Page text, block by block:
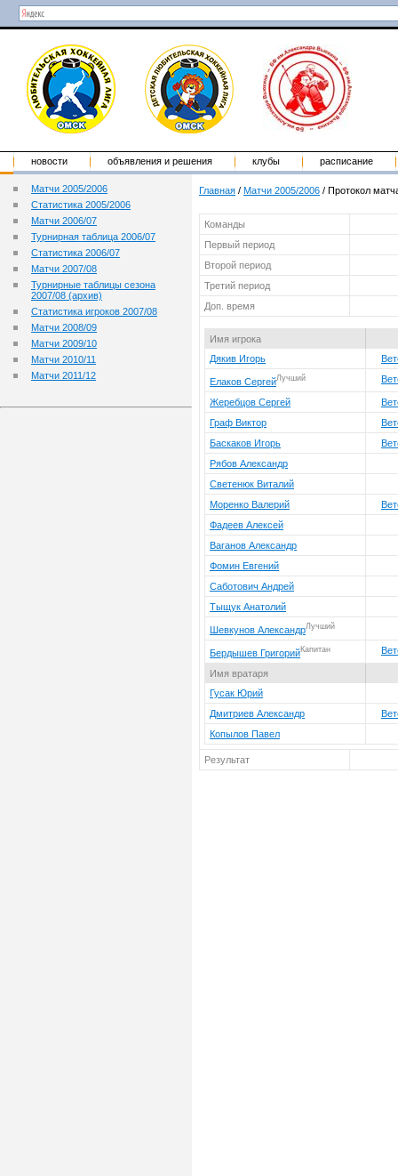
новости объявления и решения клубы расписание
Матчи 2005/2006
Статистика 2005/2006
Матчи 2006/07
Турнирная таблица 2006/07
Статистика 2006/07
Матчи 2007/08
Турнирные таблицы сезона
2007/08 (архив)
Статистика игроков 2007/08
Матчи 2008/09
Матчи 2009/10
Матчи 2010/11
Матчи 2011/12
Главная / Матчи 2005/2006 / Протокол
Команды
Первый период
Второй период
Третий период
Доп. время
Имя игрока
Дякив Игорь
Елаков СергейЛучший
Жеребцов Сергей
Граф Виктор
Баскаков Игорь
Рябов Александр
Светенюк Виталий
Моренко Валерий
Фадеев Алексей
Ваганов Александр
Фомин Евгений
Саботович Андрей
Тыщук Анатолий
Шевкунов АлександрЛучший
Бердышев ГригорийКапитан
Имя вратаря
Гусак Юрий
Дмитриев Александр
Копылов Павел
Результат